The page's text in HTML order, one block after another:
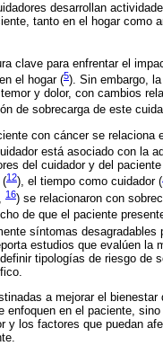
desarrollan
tanto en el hogar como
clave para enfrentar el
el hogar (5). Sin embargo,
y dolor, con cambios
de sobrecarga de este
con cáncer se
está asociado con la
del cuidador y del
(12), el tiempo como cuidador (
, 16) se relacionaron con
de que el paciente
síntomas desagradables
estudios que evalúen la
tipologías de riesgo de
a mejorar el
enfoquen en el paciente,
y los factores que puedan